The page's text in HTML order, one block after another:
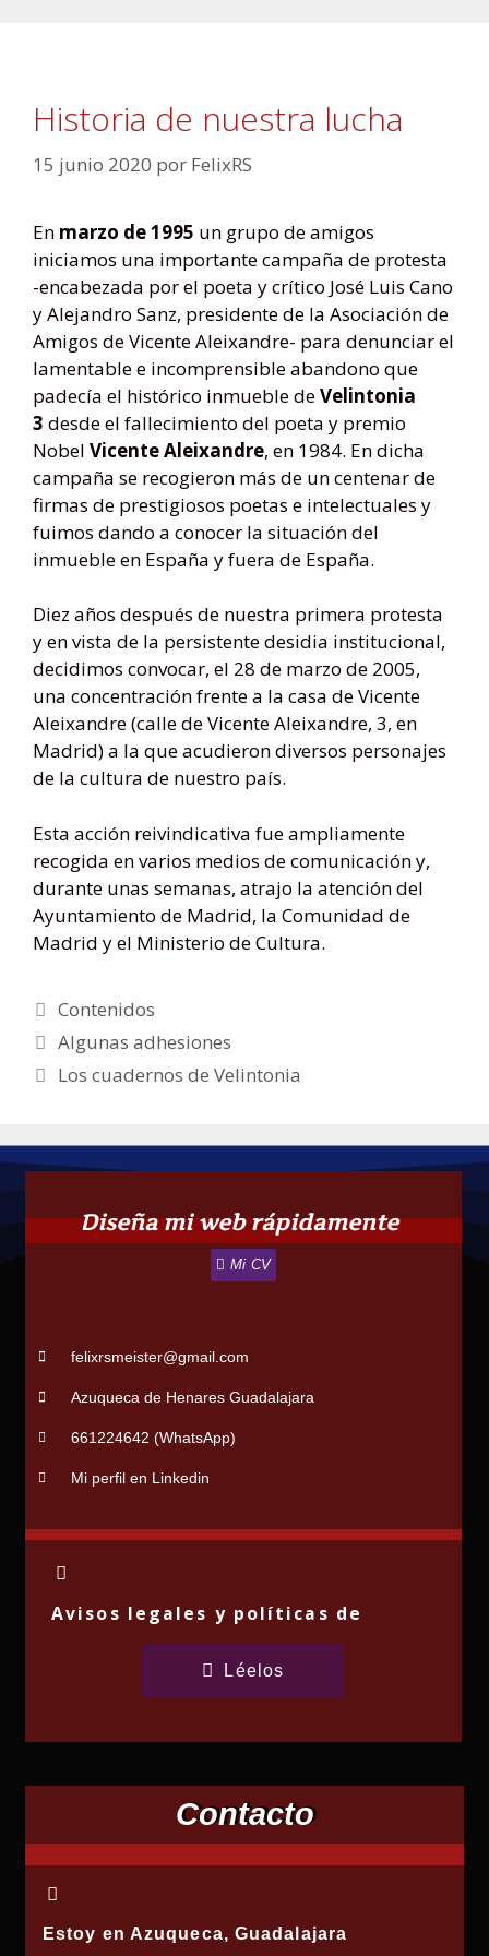
Historia de nuestra lucha
15 junio 2020 por FelixRS
En marzo de 1995 un grupo de amigos
iniciamos una importante campaña de protesta
-encabezada por el poeta y crítico José Luis Cano
y Alejandro Sanz, presidente de la Asociación de
Amigos de Vicente Aleixandre- para denunciar el
lamentable e incomprensible abandono que
padecía el histórico inmueble deVelintonia
3 desde el fallecimiento del poeta y premio
Nobel Vicente Aleixandre, en 1984. En dicha
campaña se recogieron más de un centenar de
firmas de prestigiosos poetas e intelectuales y
fuimos dando a conocer la situación del
inmueble en España y fuera de España.
Diez años después de nuestra primera protesta
y en vista de la persistente desidia institucional,
decidimos convocar, el 28 de marzo de 2005,
una concentración frente a la casa de Vicente
Aleixandre (calle de Vicente Aleixandre, 3, en
Madrid) a la que acudieron diversos personajes
de la cultura de nuestro país.
Esta acción reivindicativa fue ampliamente
recogida en varios medios de comunicación y,
durante unas semanas, atrajo la atención del
Ayuntamiento de Madrid, la Comunidad de
Madrid y el Ministerio de Cultura.
Contenidos
Algunas adhesiones
Los cuadernos de Velintonia
Diseña mi web rápidamente
Mi CV
felixrsmeister@gmail.com
Azuqueca de Henares Guadalajara
661224642 (WhatsApp)
Mi perfil en Linkedin
Avisos legales y políticas de
privacidad y "cookies"
Léelos
Contacto
Estoy en Azuqueca, Guadalajara